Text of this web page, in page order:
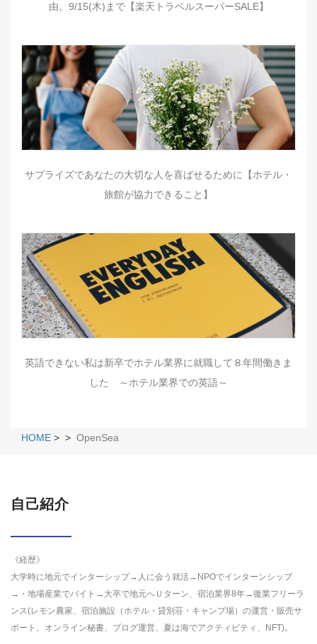
由。9/15(木)まで【楽天トラベルスーパーSALE】
サプライズであなたの大切な人を喜ばせるために【ホテル・
旅館が協力できること】
英語できない私は新卒でホテル業界に就職して８年間働きま
した ～ホテル業界での英語～
HOME > > OpenSea
自己紹介
《経歴》
大学時に地元でインターシップ→人に会う就活→NPOでインターンシップ
→・地場産業でバイト→大卒で地元へＵターン、宿泊業界8年→復業フリーラ
ンス(レモン農家、宿泊施設（ホテル・貸別荘・キャンプ場）の運営・販売サ
ポート、オンライン秘書、ブログ運営、夏は海でアクティビティ、NFT)。